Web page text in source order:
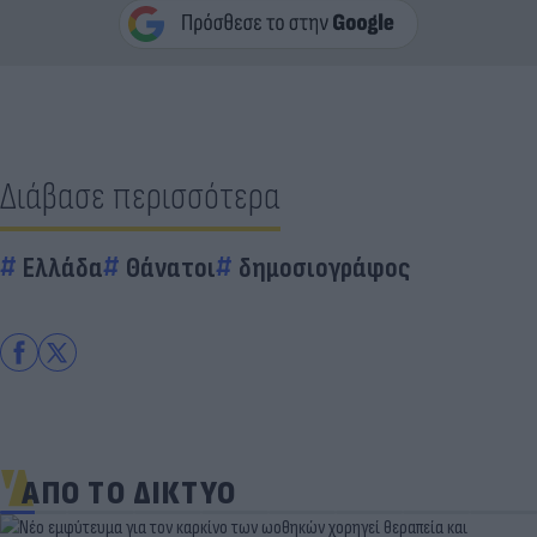
Διάβασε περισσότερα
Ελλάδα Θάνατοι δημοσιογράφος
ΑΠΟ ΤΟ ΔΙΚΤΥΟ